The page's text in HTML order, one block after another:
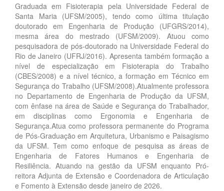
Graduada em Fisioterapia pela Universidade Federal de
Santa Maria (UFSM/2005), tendo como última titulação
doutorado em Engenharia de Produção (UFGRS/2014),
mesma área do mestrado (UFSM/2009). Atuou como
pesquisadora de pós-doutorado na Universidade Federal do
Rio de Janeiro (UFRJ/2016). Apresenta também formação a
nível de especialização em Fisioterapia do Trabalho
(CBES/2008) e a nível técnico, a formação em Técnico em
Segurança do Trabalho (UFSM/2008).Atualmente professora
no Departamento de Engenharia de Produção da UFSM,
com ênfase na área de Saúde e Segurança do Trabalhador,
em disciplinas como Ergonomia e Engenharia de
Segurança.Atua como professora permanente do Programa
de Pós-Graduação em Arquitetura, Urbanismo e Paisagismo
da UFSM. Tem como enfoque de pesquisa as áreas de
Engenharia de Fatores Humanos e Engenharia de
Resiliência. Atuando na gestão da UFSM enquanto Pró-
reitora Adjunta de Extensão e Coordenadora de Articulação
e Fomento à Extensão desde janeiro de 2026.